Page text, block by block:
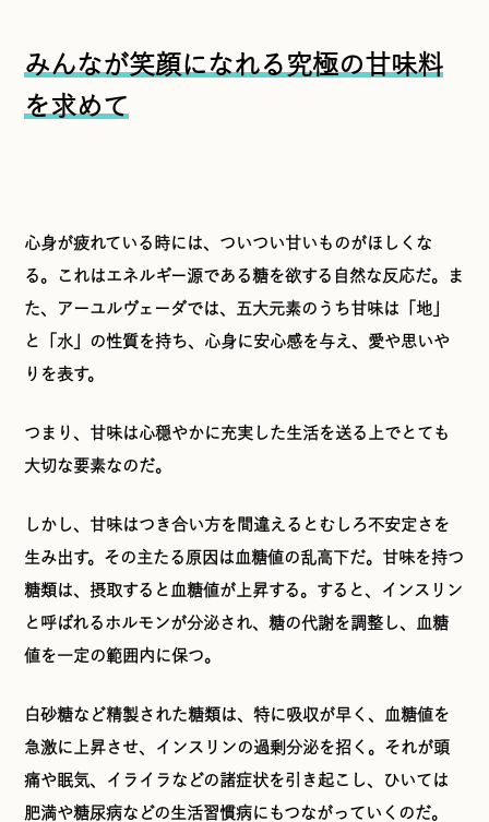
みんなが笑顔になれる究極の甘味料
を求めて
心身が疲れている時には、ついつい甘いものがほしくな
る。これはエネルギー源である糖を欲する自然な反応だ。ま
た、アーユルヴェーダでは、五大元素のうち甘味は「地」
と「水」の性質を持ち、心身に安心感を与え、愛や思いや
りを表す。
つまり、甘味は心穏やかに充実した生活を送る上でとても
大切な要素なのだ。
しかし、甘味はつき合い方を間違えるとむしろ不安定さを
生み出す。その主たる原因は血糖値の乱高下だ。甘味を持つ
糖類は、摂取すると血糖値が上昇する。すると、インスリン
と呼ばれるホルモンが分泌され、糖の代謝を調整し、血糖
値を一定の範囲内に保つ。
白砂糖など精製された糖類は、特に吸収が早く、血糖値を
急激に上昇させ、インスリンの過剰分泌を招く。それが頭
痛や眠気、イライラなどの諸症状を引き起こし、ひいては
肥満や糖尿病などの生活習慣病にもつながっていくのだ。